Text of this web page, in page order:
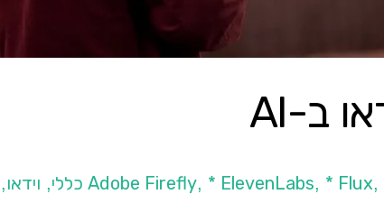
, * ElevenLabs, * Flux,
, וידאו,